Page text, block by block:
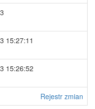
15:27:11
15:26:52
Rejestr zmian